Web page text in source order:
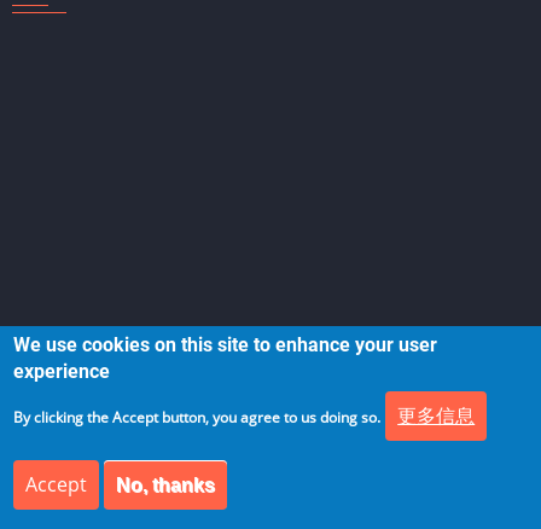
We use cookies on this site to enhance your user
experience
By clicking the Accept button, you agree to us doing so. 更多信息
Accept No, thanks